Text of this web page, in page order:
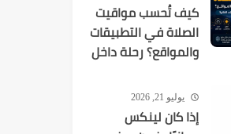
كيف تُحسب مواقيت
الصلاة في التطبيقات
والمواقع؟ رحلة داخل
يوليو 21, 2026
إذا كان لينكس